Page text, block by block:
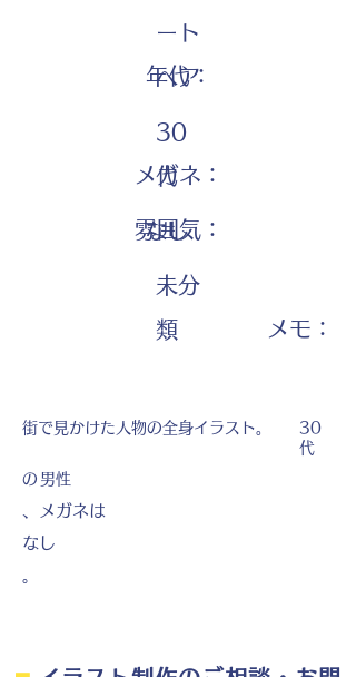
ート
ヘア
年代：
30
代
メガネ：
なし
雰囲気：
未分
類
​メモ：
街で見かけた人物の全身イラスト。
30
代
の 男性
、メガネは
なし
。